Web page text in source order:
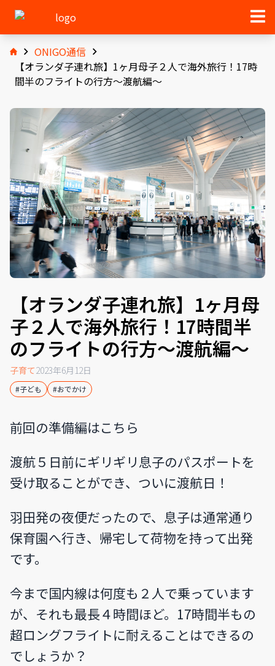
ONIGO通信
【オランダ子連れ旅】1ヶ月母子２人で海外旅行！17時
間半のフライトの行方〜渡航編〜
【オランダ子連れ旅】1ヶ月母
子２人で海外旅行！17時間半
のフライトの行方〜渡航編〜
子育て2023年6月12日
#子ども #おでかけ
前回の準備編はこちら
渡航５日前にギリギリ息子のパスポートを
受け取ることができ、ついに渡航日！
羽田発の夜便だったので、息子は通常通り
保育園へ行き、帰宅して荷物を持って出発
です。
今まで国内線は何度も２人で乗っています
が、それも最長４時間ほど。17時間半もの
超ロングフライトに耐えることはできるの
でしょうか？